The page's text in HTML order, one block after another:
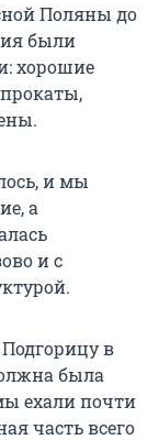
Поляны до
были
хорошие
и мы
а
и с
в
была
ехали почти
часть всего